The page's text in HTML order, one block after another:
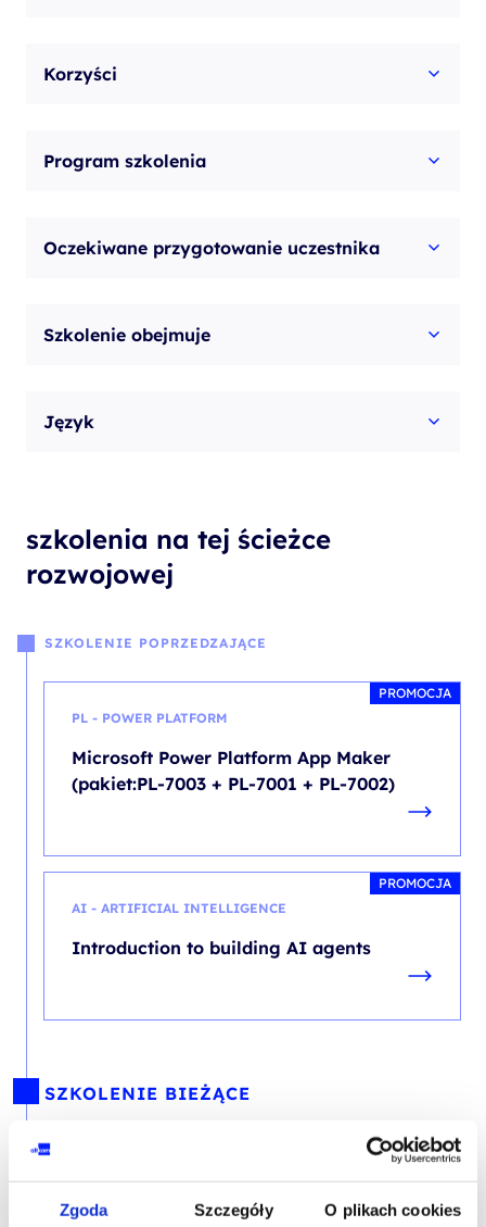
Zgoda Szczegóły O plikach cookies
Korzyści
Program szkolenia
Oczekiwane przygotowanie uczestnika
Szkolenie obejmuje
Język
szkolenia na tej ścieżce
rozwojowej
SZKOLENIE POPRZEDZAJĄCE
PROMOCJA
PL - POWER PLATFORM
Microsoft Power Platform App Maker
(pakiet:PL-7003 + PL-7001 + PL-7002)
PROMOCJA
AI - ARTIFICIAL INTELLIGENCE
Introduction to building AI agents
SZKOLENIE BIEŻĄCE
PROMOCJA
Create agents in Microsoft Copilot Studio